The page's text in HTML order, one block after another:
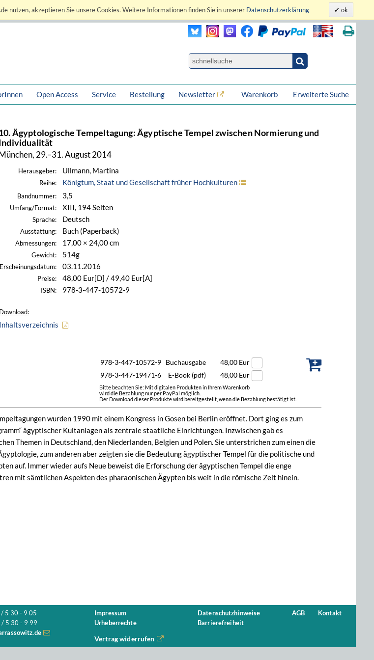
nutzen, akzeptieren Sie unsere Cookies. Weitere Informationen finden Sie in unserer Datenschutzerklärung ok
Open Access Service Bestellung Newsletter Erweiterte Suche
Warenkorb
Ägyptologische Tempeltagung: Ägyptische Tempel zwischen Normierung und
29.–31. August 2014
Herausgeber: Ullmann, Martina
Reihe: Königtum, Staat und Gesellschaft früher Hochkulturen
Bandnummer: 3,5
Umfang/Format: XIII, 194 Seiten
Sprache: Deutsch
Ausstattung: Buch (Paperback)
Abmessungen: 17,00 × 24,00 cm
Gewicht: 514g
Erscheinungsdatum: 03.11.2016
Preise: 48,00 Eur[D] / 49,40 Eur[A]
ISBN: 978-3-447-10572-9
Download:
Inhaltsverzeichnis
978-3-447-10572-9 Buchausgabe
48,00 Eur
978-3-447-19471-6
E-Book (pdf) 48,00 Eur
Bitte beachten Sie: Mit digitalen Produkten in Ihrem Warenkorb
wird die Bezahlung nur per PayPal möglich.
Der Download dieser Produkte wird bereitgestellt, wenn die Bezahlung bestätigt ist.
wurden 1990 mit einem Kongress in Gosen bei Berlin eröffnet. Dort ging es zum
ägyptischer Kultanlagen als zentrale staatliche Einrichtungen. Inzwischen gab es
Themen in Deutschland, den Niederlanden, Belgien und Polen. Sie unterstrichen zum einen die
zum anderen aber zeigten sie die Bedeutung ägyptischer Tempel für die politische und
auf. Immer wieder aufs Neue beweist die Erforschung der ägyptischen Tempel die enge
mit sämtlichen Aspekten des pharaonischen Ägypten bis weit in die römische Zeit hinein.
5 30 - 9 05
/ 5 30 - 9 99
Impressum
Urheberrechte
Datenschutzhinweise
Barrierefreiheit
AGB Kontakt
Vertrag widerrufen